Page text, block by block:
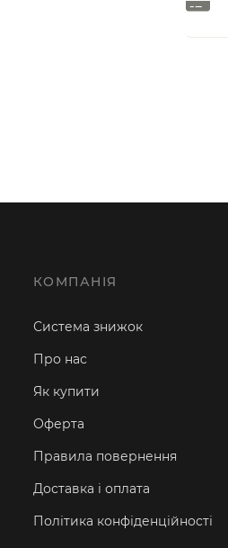
КОМПАНІЯ
Система знижок
Про нас
Як купити
Оферта
Правила повернення
Доставка і оплата
Політика конфіденційності